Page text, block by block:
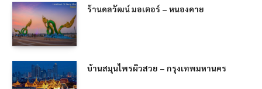
ร้านดลวัฒน์ มอเตอร์ – หนองคาย
บ้านสมุนไพรผิวสวย – กรุงเทพมหานคร